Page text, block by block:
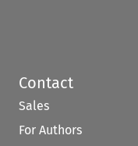
Contact
Sales
For Authors